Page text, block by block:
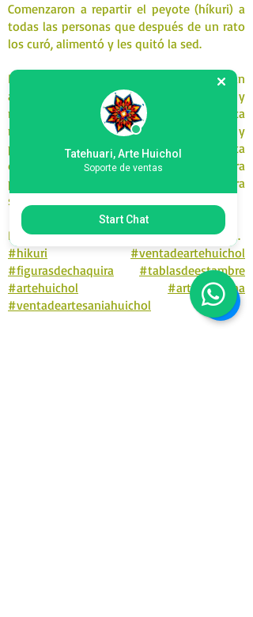
Comenzaron a repartir el peyote (híkuri) a
todas las personas que después de un rato
los curó, alimentó y les quitó la sed.
Desde ese momento los huicholes veneran
al peyote que a mismo tiempo es venado y
maíz, su espíritu guía. Así cada año, hasta
nuestros tiempos, siguen andando y
peregrinando, manteniendo viva esta ruta
de la sierra huichola hasta Wirikuta, para
pedirle al Dios lluvias, sustento y salud para
su pueblo.
Pampariusi (gracias en la lengua Wirrarika).
#hikuri
#ventadeartehuichol
#figurasdechaquira
#tablasdeestambre
#artehuichol
#arteindigena
#ventadeartesaniahuichol
Tatehuari, Arte Huichol
Soporte de ventas
Start Chat